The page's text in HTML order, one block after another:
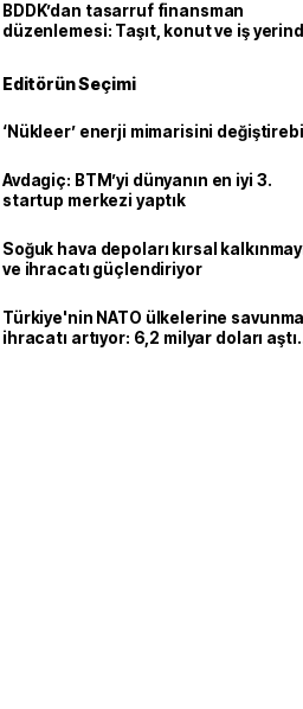
BDDK’dan tasarruf finansman
düzenlemesi: Taşıt, konut ve iş
Editörün Seçimi
‘Nükleer’ enerji mimarisini
Avdagiç: BTM’yi dünyanın en iyi 3.
startup merkezi yaptık
Soğuk hava depoları kırsal
ve ihracatı güçlendiriyor
Türkiye'nin NATO ülkelerine savunma
ihracatı artıyor: 6,2 milyar doları aştı